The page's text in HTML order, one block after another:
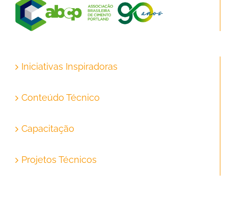
Iniciativas Inspiradoras
Conteúdo Técnico
Capacitação
Projetos Técnicos